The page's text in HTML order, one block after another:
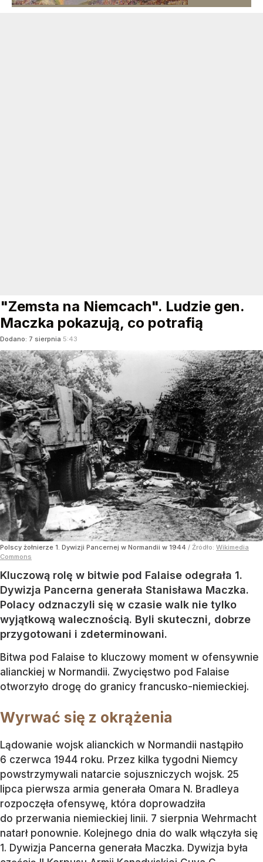
"Zemsta na Niemcach". Ludzie gen.
Maczka pokazują, co potrafią
Dodano: 7 sierpnia 5:43
Polscy żołnierze 1. Dywizji Pancernej w Normandii w 1944 / Źródło: Wikimedia
Commons
Kluczową rolę w bitwie pod Falaise odegrała 1.
Dywizja Pancerna generała Stanisława Maczka.
Polacy odznaczyli się w czasie walk nie tylko
wyjątkową walecznością. Byli skuteczni, dobrze
przygotowani i zdeterminowani.
Bitwa pod Falaise to kluczowy moment w ofensywnie
alianckiej w Normandii. Zwycięstwo pod Falaise
otworzyło drogę do granicy francusko-niemieckiej.
Wyrwać się z okrążenia
Lądowanie wojsk alianckich w Normandii nastąpiło
6 czerwca 1944 roku. Przez kilka tygodni Niemcy
powstrzymywali natarcie sojuszniczych wojsk. 25
lipca pierwsza armia generała Omara N. Bradleya
rozpoczęła ofensywę, która doprowadziła
do przerwania niemieckiej linii. 7 sierpnia Wehrmacht
natarł ponownie. Kolejnego dnia do walk włączyła się
1. Dywizja Pancerna generała Maczka. Dywizja była